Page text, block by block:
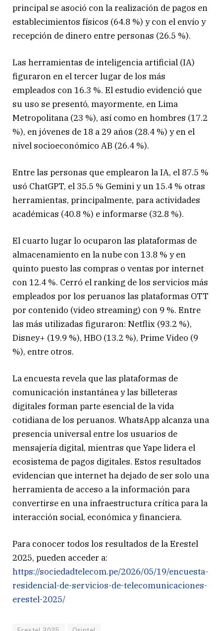
principal se asoció con la realización de pagos en
establecimientos físicos (64.8 %) y con el envío y
recepción de dinero entre personas (26.5 %).
Las herramientas de inteligencia artificial (IA)
figuraron en el tercer lugar de los más
empleados con 16.3 %. El estudio evidenció que
su uso se presentó, mayormente, en Lima
Metropolitana (23 %), así como en hombres (17.2
%), en jóvenes de 18 a 29 años (28.4 %) y en el
nivel socioeconómico AB (26.4 %).
Entre las personas que emplearon la IA, el 87.5 %
usó ChatGPT, el 35.5 % Gemini y un 15.4 % otras
herramientas, principalmente, para actividades
académicas (40.8 %) e informarse (32.8 %).
El cuarto lugar lo ocuparon las plataformas de
almacenamiento en la nube con 13.8 % y en
quinto puesto las compras o ventas por internet
con 12.4 %. Cerró el ranking de los servicios más
empleados por los peruanos las plataformas OTT
por contenido (video streaming) con 9 %. Entre
las más utilizadas figuraron: Netflix (93.2 %),
Disney+ (19.9 %), HBO (13.2 %), Prime Video (9
%), entre otros.
La encuesta revela que las plataformas de
comunicación instantánea y las billeteras
digitales forman parte esencial de la vida
cotidiana de los peruanos. WhatsApp alcanza una
presencia universal entre los usuarios de
mensajería digital, mientras que Yape lidera el
ecosistema de pagos digitales. Estos resultados
evidencian que internet ha dejado de ser solo una
herramienta de acceso a la información para
convertirse en una infraestructura crítica para la
interacción social, económica y financiera.
Para conocer todos los resultados de la Erestel
2025, pueden acceder a:
https://sociedadtelecom.pe/2026/05/19/encuesta-
residencial-de-servicios-de-telecomunicaciones-
erestel-2025/